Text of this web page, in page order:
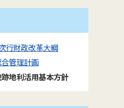
行財政改革大綱
管理計画
地利活用基本方針